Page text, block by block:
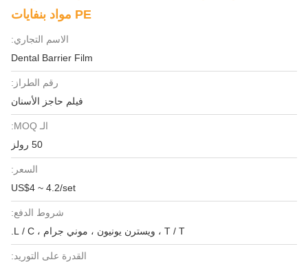
PE مواد بنفايات
الاسم التجاري:
Dental Barrier Film
رقم الطراز:
فيلم حاجز الأسنان
الـ MOQ:
50 رولز
السعر:
US$4 ~ 4.2/set
شروط الدفع:
T / T ، ويسترن يونيون ، موني جرام ، L / C.
القدرة على التوريد: